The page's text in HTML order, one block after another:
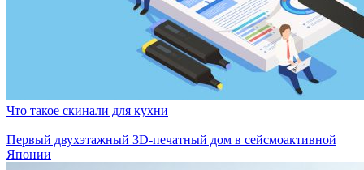
Что такое скинали для кухни
Первый двухэтажный 3D-печатный дом в сейсмоактивной
Японии